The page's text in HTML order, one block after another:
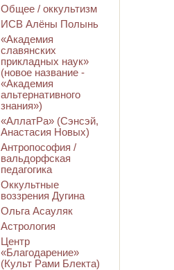
Общее / оккультизм
ИСВ Алёны Полынь
«Академия
славянских
прикладных наук»
(новое название -
«Академия
альтернативного
знания»)
«АллатРа» (Сэнсэй,
Анастасия Новых)
Антропософия /
вальдорфская
педагогика
Оккультные
воззрения Дугина
Ольга Асауляк
Астрология
Центр
«Благодарение»
(Культ Рами Блекта)